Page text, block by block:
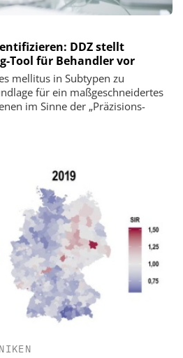
DDZ stellt
Tool für Behandler vor
mellitus in Subtypen zu
für ein maßgeschneidertes
im Sinne der „Präzisions-